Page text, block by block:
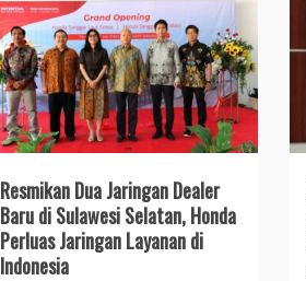
Resmikan Dua Jaringan Dealer
Baru di Sulawesi Selatan, Honda
Perluas Jaringan Layanan di
Indonesia